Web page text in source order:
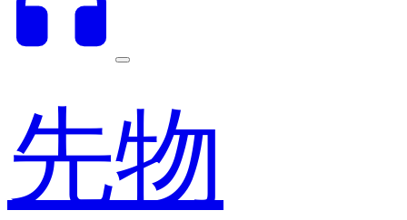
先物